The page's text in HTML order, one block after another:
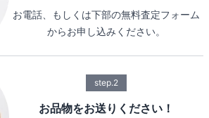
お電話、もしくは下部の無料査定フォーム
からお申し込みください。
step.2
お品物をお送りください！